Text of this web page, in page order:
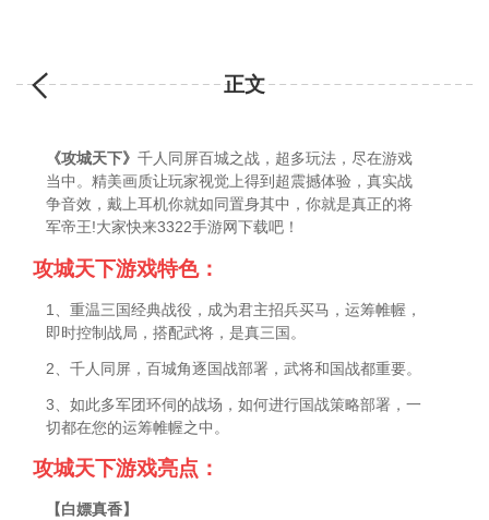
正文
《攻城天下》千人同屏百城之战，超多玩法，尽在游戏
当中。精美画质让玩家视觉上得到超震撼体验，真实战
争音效，戴上耳机你就如同置身其中，你就是真正的将
军帝王!大家快来3322手游网下载吧！
攻城天下游戏特色：
1、重温三国经典战役，成为君主招兵买马，运筹帷幄，
即时控制战局，搭配武将，是真三国。
2、千人同屏，百城角逐国战部署，武将和国战都重要。
3、如此多军团环伺的战场，如何进行国战策略部署，一
切都在您的运筹帷幄之中。
攻城天下游戏亮点：
【白嫖真香】